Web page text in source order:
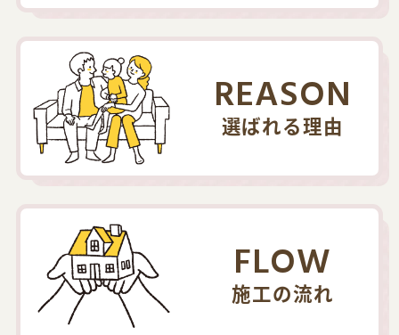
REASON
選ばれる理由
FLOW
施工の流れ